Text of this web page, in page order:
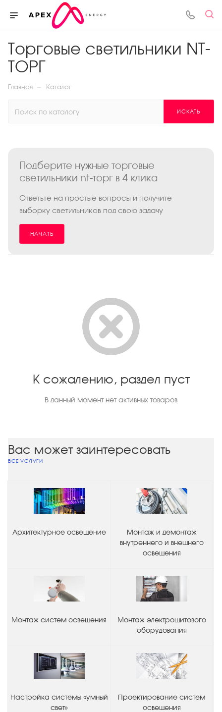
Торговые светильники NT-
ТОРГ
Главная — Каталог
ИСКАТЬ
Подберите нужные торговые
светильники nt-торг в 4 клика
Ответьте на простые вопросы и получите
выборку светильников под свою задачу
НАЧАТЬ
К сожалению, раздел пуст
В данный момент нет активных товаров
Вас может заинтересовать
ВСЕ УСЛУГИ
Архитектурное освещение
Монтаж и демонтаж
внутреннего и внешнего
освещения
Монтаж систем освещения
Монтаж электрощитового
оборудования
Настройка системы «умный
свет»
Проектирование систем
освещения